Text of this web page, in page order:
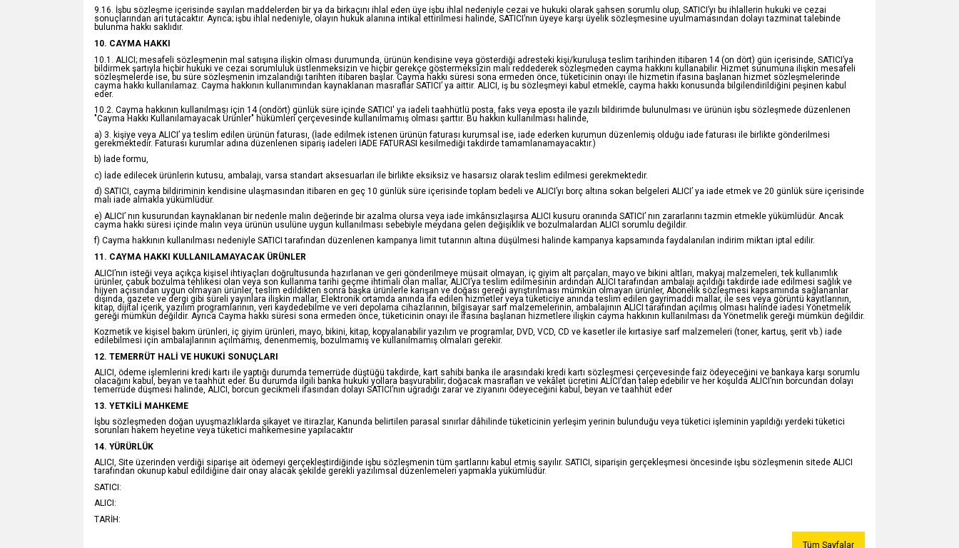
9.16. İşbu sözleşme içerisinde sayılan maddelerden bir ya da birkaçını ihlal eden üye işbu ihlal nedeniyle cezai ve hukuki olarak şahsen sorumlu olup, SATICI’yı bu ihlallerin hukuki ve cezai
sonuçlarından ari tutacaktır. Ayrıca; işbu ihlal nedeniyle, olayın hukuk alanına intikal ettirilmesi halinde, SATICI’nın üyeye karşı üyelik sözleşmesine uyulmamasından dolayı tazminat talebinde
bulunma hakkı saklıdır.
10. CAYMA HAKKI
10.1. ALICI; mesafeli sözleşmenin mal satışına ilişkin olması durumunda, ürünün kendisine veya gösterdiği adresteki kişi/kuruluşa teslim tarihinden itibaren 14 (on dört) gün içerisinde, SATICI’ya
bildirmek şartıyla hiçbir hukuki ve cezai sorumluluk üstlenmeksizin ve hiçbir gerekçe göstermeksizin malı reddederek sözleşmeden cayma hakkını kullanabilir. Hizmet sunumuna ilişkin mesafeli
sözleşmelerde ise, bu süre sözleşmenin imzalandığı tarihten itibaren başlar. Cayma hakkı süresi sona ermeden önce, tüketicinin onayı ile hizmetin ifasına başlanan hizmet sözleşmelerinde
cayma hakkı kullanılamaz. Cayma hakkının kullanımından kaynaklanan masraflar SATICI’ ya aittir. ALICI, iş bu sözleşmeyi kabul etmekle, cayma hakkı konusunda bilgilendirildiğini peşinen kabul
eder.
10.2. Cayma hakkının kullanılması için 14 (ondört) günlük süre içinde SATICI' ya iadeli taahhütlü posta, faks veya eposta ile yazılı bildirimde bulunulması ve ürünün işbu sözleşmede düzenlenen
"Cayma Hakkı Kullanılamayacak Ürünler" hükümleri çerçevesinde kullanılmamış olması şarttır. Bu hakkın kullanılması halinde,
a) 3. kişiye veya ALICI’ ya teslim edilen ürünün faturası, (İade edilmek istenen ürünün faturası kurumsal ise, iade ederken kurumun düzenlemiş olduğu iade faturası ile birlikte gönderilmesi
gerekmektedir. Faturası kurumlar adına düzenlenen sipariş iadeleri İADE FATURASI kesilmediği takdirde tamamlanamayacaktır.)
b) İade formu,
c) İade edilecek ürünlerin kutusu, ambalajı, varsa standart aksesuarları ile birlikte eksiksiz ve hasarsız olarak teslim edilmesi gerekmektedir.
d) SATICI, cayma bildiriminin kendisine ulaşmasından itibaren en geç 10 günlük süre içerisinde toplam bedeli ve ALICI’yı borç altına sokan belgeleri ALICI’ ya iade etmek ve 20 günlük süre içerisinde
malı iade almakla yükümlüdür.
e) ALICI’ nın kusurundan kaynaklanan bir nedenle malın değerinde bir azalma olursa veya iade imkânsızlaşırsa ALICI kusuru oranında SATICI’ nın zararlarını tazmin etmekle yükümlüdür. Ancak
cayma hakkı süresi içinde malın veya ürünün usulüne uygun kullanılması sebebiyle meydana gelen değişiklik ve bozulmalardan ALICI sorumlu değildir.
f) Cayma hakkının kullanılması nedeniyle SATICI tarafından düzenlenen kampanya limit tutarının altına düşülmesi halinde kampanya kapsamında faydalanılan indirim miktarı iptal edilir.
11. CAYMA HAKKI KULLANILAMAYACAK ÜRÜNLER
ALICI’nın isteği veya açıkça kişisel ihtiyaçları doğrultusunda hazırlanan ve geri gönderilmeye müsait olmayan, iç giyim alt parçaları, mayo ve bikini altları, makyaj malzemeleri, tek kullanımlık
ürünler, çabuk bozulma tehlikesi olan veya son kullanma tarihi geçme ihtimali olan mallar, ALICI’ya teslim edilmesinin ardından ALICI tarafından ambalajı açıldığı takdirde iade edilmesi sağlık ve
hijyen açısından uygun olmayan ürünler, teslim edildikten sonra başka ürünlerle karışan ve doğası gereği ayrıştırılması mümkün olmayan ürünler, Abonelik sözleşmesi kapsamında sağlananlar
dışında, gazete ve dergi gibi süreli yayınlara ilişkin mallar, Elektronik ortamda anında ifa edilen hizmetler veya tüketiciye anında teslim edilen gayrimaddi mallar, ile ses veya görüntü kayıtlarının,
kitap, dijital içerik, yazılım programlarının, veri kaydedebilme ve veri depolama cihazlarının, bilgisayar sarf malzemelerinin, ambalajının ALICI tarafından açılmış olması halinde iadesi Yönetmelik
gereği mümkün değildir. Ayrıca Cayma hakkı süresi sona ermeden önce, tüketicinin onayı ile ifasına başlanan hizmetlere ilişkin cayma hakkının kullanılması da Yönetmelik gereği mümkün değildir.
Kozmetik ve kişisel bakım ürünleri, iç giyim ürünleri, mayo, bikini, kitap, kopyalanabilir yazılım ve programlar, DVD, VCD, CD ve kasetler ile kırtasiye sarf malzemeleri (toner, kartuş, şerit vb.) iade
edilebilmesi için ambalajlarının açılmamış, denenmemiş, bozulmamış ve kullanılmamış olmaları gerekir.
12. TEMERRÜT HALİ VE HUKUKİ SONUÇLARI
ALICI, ödeme işlemlerini kredi kartı ile yaptığı durumda temerrüde düştüğü takdirde, kart sahibi banka ile arasındaki kredi kartı sözleşmesi çerçevesinde faiz ödeyeceğini ve bankaya karşı sorumlu
olacağını kabul, beyan ve taahhüt eder. Bu durumda ilgili banka hukuki yollara başvurabilir; doğacak masrafları ve vekâlet ücretini ALICI’dan talep edebilir ve her koşulda ALICI’nın borcundan dolayı
temerrüde düşmesi halinde, ALICI, borcun gecikmeli ifasından dolayı SATICI’nın uğradığı zarar ve ziyanını ödeyeceğini kabul, beyan ve taahhüt eder
13. YETKİLİ MAHKEME
İşbu sözleşmeden doğan uyuşmazlıklarda şikayet ve itirazlar, Kanunda belirtilen parasal sınırlar dâhilinde tüketicinin yerleşim yerinin bulunduğu veya tüketici işleminin yapıldığı yerdeki tüketici
sorunları hakem heyetine veya tüketici mahkemesine yapılacaktır
14. YÜRÜRLÜK
ALICI, Site üzerinden verdiği siparişe ait ödemeyi gerçekleştirdiğinde işbu sözleşmenin tüm şartlarını kabul etmiş sayılır. SATICI, siparişin gerçekleşmesi öncesinde işbu sözleşmenin sitede ALICI
tarafından okunup kabul edildiğine dair onay alacak şekilde gerekli yazılımsal düzenlemeleri yapmakla yükümlüdür.
SATICI:
ALICI:
TARİH:
Tüm Sayfalar